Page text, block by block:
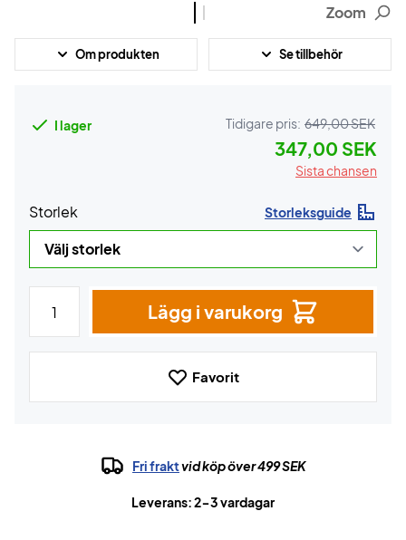
Zoom
Om produkten Se tillbehör
I lager Tidigare pris: 649,00 SEK
347,00 SEK
Sista chansen
Storlek Storleksguide
Lägg i varukorg
Favorit
Fri fraktvid köp över 499 SEK
Leverans: 2-3 vardagar